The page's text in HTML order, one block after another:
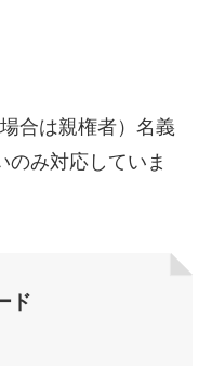
合は親権者）名義
のみ対応していま
ド